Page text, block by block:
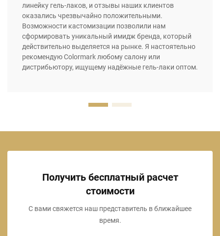
линейку гель-лаков, и отзывы наших клиентов
оказались чрезвычайно положительными.
Возможности кастомизации позволили нам
сформировать уникальный имидж бренда, который
действительно выделяется на рынке. Я настоятельно
рекомендую Colormark любому салону или
дистрибьютору, ищущему надёжные гель-лаки оптом.
Получить бесплатный расчет
стоимости
С вами свяжется наш представитель в ближайшее
время.